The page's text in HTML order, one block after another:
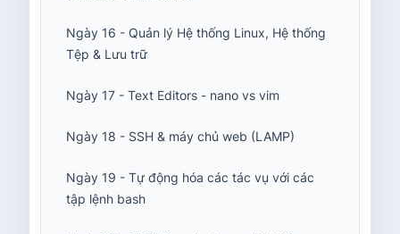
Ngày 16 - Quản lý Hệ thống Linux, Hệ thống
Tệp & Lưu trữ
Ngày 17 - Text Editors - nano vs vim
Ngày 18 - SSH & máy chủ web (LAMP)
Ngày 19 - Tự động hóa các tác vụ với các
tập lệnh bash